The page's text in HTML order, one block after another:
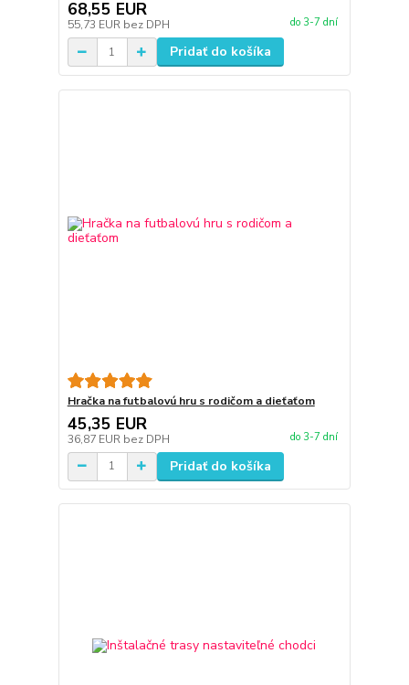
68,55 EUR
55,73 EUR bez DPH do 3-7 dní
Pridať do košíka
Hračka na futbalovú hru s rodičom a dieťaťom
45,35 EUR
36,87 EUR bez DPH do 3-7 dní
Pridať do košíka